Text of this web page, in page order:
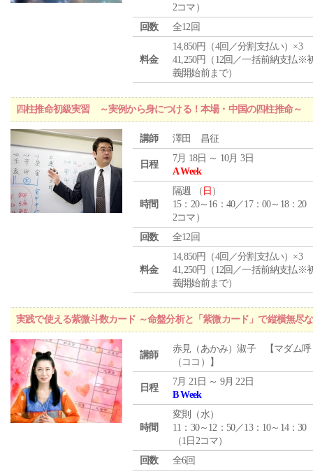
2コマ）
回数
全12回
料金
14,850円（4回／分割支払い）×3
41,250円（12回／一括前納支払※
義開始前まで）
四柱推命初級実習 ～実例から身につける！本場・中国の四柱推命～
講師 澤田 昌征
日程
7月 18日 ～ 10月 3日
A Week
時間
隔週 （ 日 ）
15：20～16：40／17：00～18：20
2コマ）
回数
全12回
料金
14,850円（4回／分割支払い）×3
41,250円（12回／一括前納支払※
義開始前まで）
実践で使える紫微斗数カード ～命盤分析と「紫微カード」で縦横無尽
講師
赤見（あかみ）淑子 【マダム呼
（ココ）】
日程
7月 21日 ～ 9月 22日
B Week
時間
変則（水）
11：30～12：50／13：10～14：30
（1日2コマ）
回数
全6回